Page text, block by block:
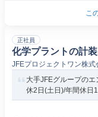
こ
正社員
化学プラントの計
JFEプロジェクトワン株式
大手JFEグループの
休2日(土日)/年間休日